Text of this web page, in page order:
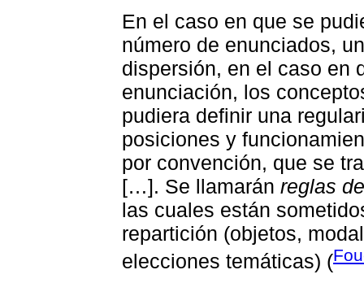
En el caso en que se
número de enunciados,
dispersión, en el caso en
enunciación, los
pudiera definir una
posiciones y
por convención, que se
[…]. Se llamarán reglas
las cuales están
repartición (objetos,
elecciones temáticas) (